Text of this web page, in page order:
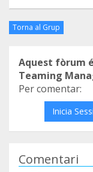
Torna al Grup
Aquest fòrum
Teaming
Per comentar:
Inicia
Comentari